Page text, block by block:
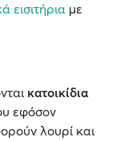
εισιτήρια με
κατοικίδια
εφόσον
λουρί και